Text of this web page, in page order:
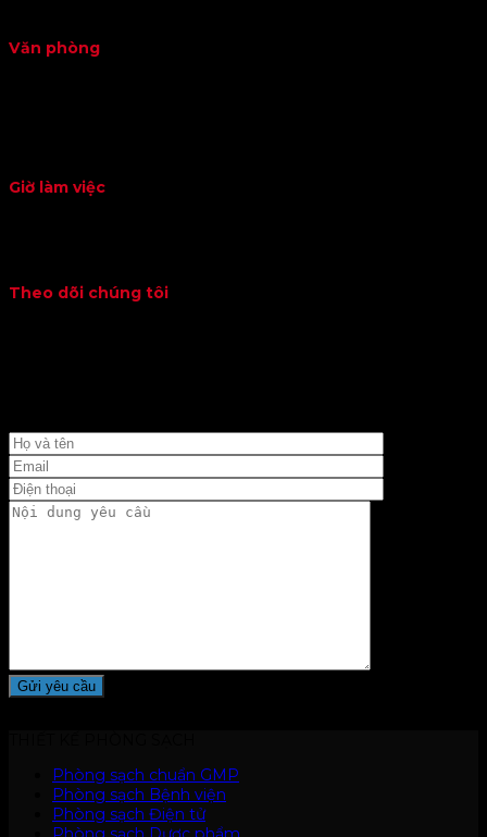
Văn phòng
Giờ làm việc
Theo dõi chúng tôi
Phòng sạch chuẩn GMP
Phòng sạch Bệnh viện
Phòng sạch Điện tử